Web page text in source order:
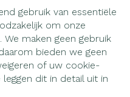
gebruik van essentiële
om onze
maken geen gebruik
bieden we geen
of uw cookie-
leggen dit in detail uit in